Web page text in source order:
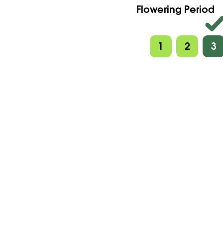
Flowering Period
1 2 3